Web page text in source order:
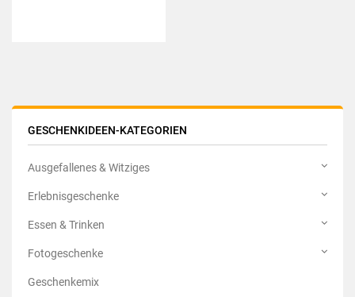
GESCHENKIDEEN-KATEGORIEN
Ausgefallenes & Witziges
Erlebnisgeschenke
Essen & Trinken
Fotogeschenke
Geschenkemix